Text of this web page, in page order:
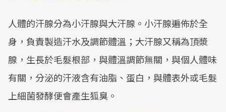
人體的汗腺分為小汗腺與大汗腺。小汗腺遍佈於全
身，負責製造汗水及調節體溫；大汗腺又稱為頂漿
腺，生長於毛髮根部，與體溫調節無關，與個人體味
有關，分泌的汗液含有油脂、蛋白，與體表外或毛髮
上細菌發酵便會產生狐臭。